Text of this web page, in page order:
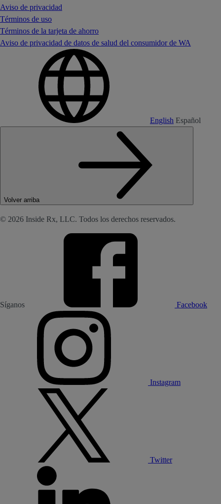
Aviso de privacidad
Términos de uso
Términos de la tarjeta de ahorro
Aviso de privacidad de datos de salud del consumidor de WA
English Español
Volver arriba
© 2026 Inside Rx, LLC. Todos los derechos reservados.
Síganos Facebook
Instagram
Twitter